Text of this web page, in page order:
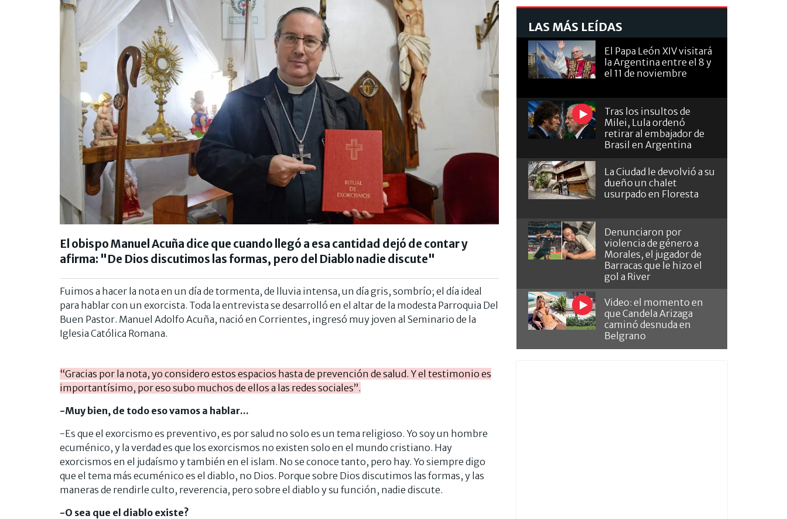
El obispo Manuel Acuña dice que cuando llegó a esa cantidad dejó de contar y
afirma: "De Dios discutimos las formas, pero del Diablo nadie discute"
Fuimos a hacer la nota en un día de tormenta, de lluvia intensa, un día gris, sombrío; el día ideal
para hablar con un exorcista. Toda la entrevista se desarrolló en el altar de la modesta Parroquia Del
Buen Pastor. Manuel Adolfo Acuña, nació en Corrientes, ingresó muy joven al Seminario de la
Iglesia Católica Romana.
“Gracias por la nota, yo considero estos espacios hasta de prevención de salud. Y el testimonio es
importantísimo, por eso subo muchos de ellos a las redes sociales”.
-Muy bien, de todo eso vamos a hablar...
-Es que el exorcismo es preventivo, es por salud no solo es un tema religioso. Yo soy un hombre
ecuménico, y la verdad es que los exorcismos no existen solo en el mundo cristiano. Hay
exorcismos en el judaísmo y también en el islam. No se conoce tanto, pero hay. Yo siempre digo
que el tema más ecuménico es el diablo, no Dios. Porque sobre Dios discutimos las formas, y las
maneras de rendirle culto, reverencia, pero sobre el diablo y su función, nadie discute.
-O sea que el diablo existe?
LAS MÁS LEÍDAS
El Papa León XIV visitará
la Argentina entre el 8 y
el 11 de noviembre
Tras los insultos de
Milei, Lula ordenó
retirar al embajador de
Brasil en Argentina
La Ciudad le devolvió a su
dueño un chalet
usurpado en Floresta
Denunciaron por
violencia de género a
Morales, el jugador de
Barracas que le hizo el
gol a River
Video: el momento en
que Candela Arizaga
caminó desnuda en
Belgrano